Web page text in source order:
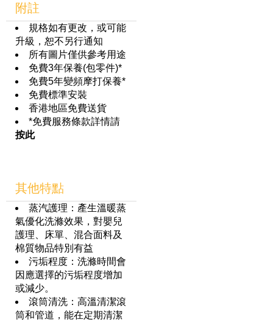
附註
規格如有更改，或可能
升級，恕不另行通知
所有圖片僅供參考用途
免費3年保養(包零件)*
免費5年變頻摩打保養*
免費標準安裝
香港地區免費送貨
*免費服務條款詳情請
按此
其他特點
蒸汽護理：產生溫暖蒸
氣優化洗滌效果，對嬰兒
護理、床單、混合面料及
棉質物品特別有益
污垢程度：洗滌時間會
因應選擇的污垢程度增加
或減少。
滾筒清洗：高溫清潔滾
筒和管道，能在定期清潔